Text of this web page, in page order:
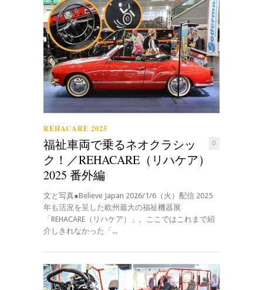
REHACARE 2025
0
福祉車両で乗るネオクラシッ
ク！／REHACARE（リハケア）
2025 番外編
文と写真●Believe Japan 2026/1/6（火）配信 2025
年も活況を呈した欧州最大の福祉機器展
「REHACARE（リハケア）」。ここではこれまで紹
介しきれなかった「...